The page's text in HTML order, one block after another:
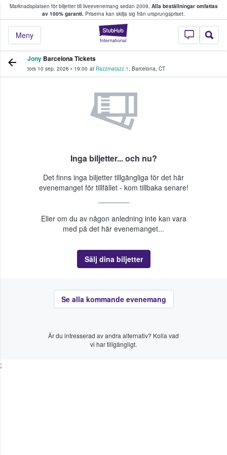
Marknadsplatsen för biljetter till liveevenemang sedan 2009. Alla beställningar omfattas
av 100% garanti. Priserna kan skilja sig från ursprungspriset.
StubHub – där
Meny
köper och säljer biljetter.
Jony Barcelona Tickets
tors 10 sep. 2026 • 19:00 at Razzmatazz 1, Barcelona, CT
Inga biljetter... och nu?
Det finns inga biljetter tillgängliga för det här
evenemanget för tillfället - kom tillbaka senare!
Eller om du av någon anledning inte kan vara
med på det här evenemanget...
Sälj dina biljetter
Se alla kommande evenemang
Är du intresserad av andra alternativ? Kolla vad
vi har tillgängligt.
;